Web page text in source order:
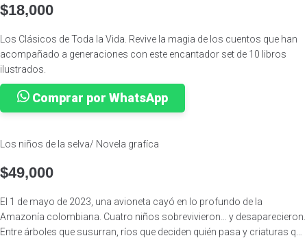
$18,000
Los Clásicos de Toda la Vida. Revive la magia de los cuentos que han
acompañado a generaciones con este encantador set de 10 libros
ilustrados.
Comprar por WhatsApp
Los niños de la selva/ Novela grafíca
$49,000
El 1 de mayo de 2023, una avioneta cayó en lo profundo de la
Amazonía colombiana. Cuatro niños sobrevivieron… y desaparecieron.
Entre árboles que susurran, ríos que deciden quién pasa y criaturas que